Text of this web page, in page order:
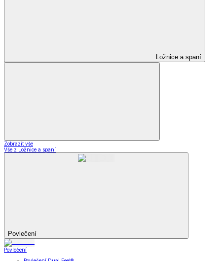
Ložnice a spaní
Zobrazit vše
Vše z Ložnice a spaní
Povlečení
Povlečení